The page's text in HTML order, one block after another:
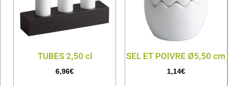
TUBES 2,50 cl
6,96€
SEL ET POIVRE Ø5,50 cm
1,14€